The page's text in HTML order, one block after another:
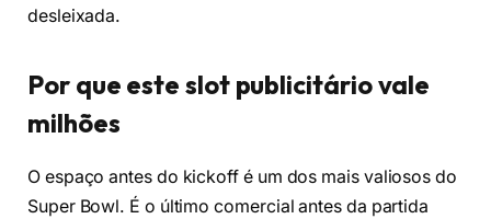
desleixada.
Por que este slot publicitário vale
milhões
O espaço antes do kickoff é um dos mais valiosos do
Super Bowl. É o último comercial antes da partida